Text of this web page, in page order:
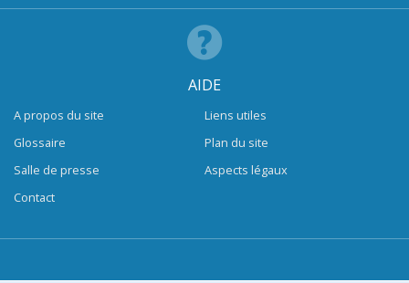
AIDE
A propos du site
Glossaire
Salle de presse
Contact
Liens utiles
Plan du site
Aspects légaux